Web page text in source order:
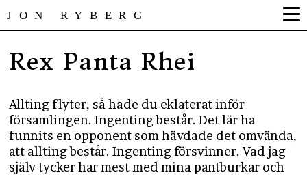
JON RYBERG
Rex Panta Rhei
Allting flyter, så hade du eklaterat inför
församlingen. Ingenting består. Det lär ha
funnits en opponent som hävdade det omvända,
att allting består. Ingenting försvinner. Vad jag
själv tycker har mest med mina pantburkar och